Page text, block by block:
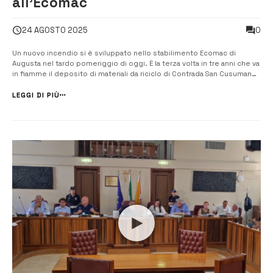
24 AGOSTO 2025 0
Un nuovo incendio si è sviluppato nello stabilimento Ecomac di
Augusta nel tardo pomeriggio di oggi. È la terza volta in tre anni che va
in fiamme il deposito di materiali da riciclo di Contrada San Cusumano
Le fiammo sono state quasi completamente domate grazie […]...
LEGGI DI PIÙ